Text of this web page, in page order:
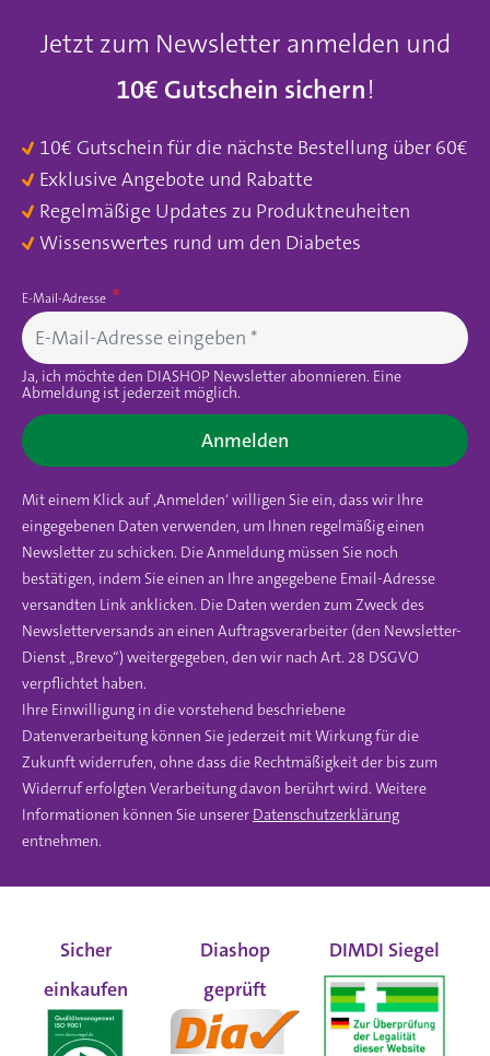
Jetzt zum Newsletter anmelden und
10€ Gutschein sichern!
10€ Gutschein für die nächste Bestellung über 60€
Exklusive Angebote und Rabatte
Regelmäßige Updates zu Produktneuheiten
Wissenswertes rund um den Diabetes
E-Mail-Adresse
Ja, ich möchte den DIASHOP Newsletter abonnieren. Eine
Abmeldung ist jederzeit möglich.
Anmelden
Mit einem Klick auf ‚Anmelden‘ willigen Sie ein, dass wir Ihre
eingegebenen Daten verwenden, um Ihnen regelmäßig einen
Newsletter zu schicken. Die Anmeldung müssen Sie noch
bestätigen, indem Sie einen an Ihre angegebene Email-Adresse
versandten Link anklicken. Die Daten werden zum Zweck des
Newsletterversands an einen Auftragsverarbeiter (den Newsletter-
Dienst „Brevo“) weitergegeben, den wir nach Art. 28 DSGVO
verpflichtet haben.
Ihre Einwilligung in die vorstehend beschriebene
Datenverarbeitung können Sie jederzeit mit Wirkung für die
Zukunft widerrufen, ohne dass die Rechtmäßigkeit der bis zum
Widerruf erfolgten Verarbeitung davon berührt wird. Weitere
Informationen können Sie unserer Datenschutzerklärung
entnehmen.
Sicher
einkaufen
Diashop
geprüft
DIMDI Siegel